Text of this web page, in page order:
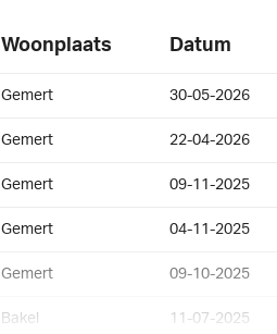
Woonplaats Datum
Gemert 30-05-2026
Gemert 22-04-2026
Gemert 09-11-2025
Gemert 04-11-2025
Gemert 09-10-2025
Bakel 11-07-2025